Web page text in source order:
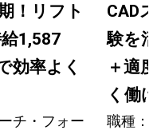
！リフト
1,587
効率よく
チ・フォー
CAD
験を
＋適
く働
職種：